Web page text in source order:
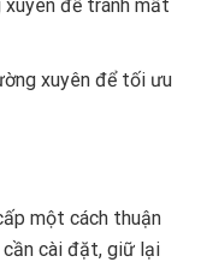
để tránh mất
xuyên để tối ưu
một cách thuận
cài đặt, giữ lại